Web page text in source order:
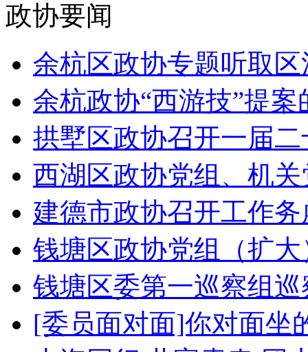
政协要闻
余杭区政协专题听取
余杭政协“西游技”提
拱墅区政协召开一届
西湖区政协党组、机
建德市政协召开工作务
钱塘区政协党组（扩
钱塘区委第一巡察组
[委员面对面]你对面坐